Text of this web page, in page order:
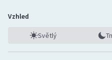
Vzhled
Světlý